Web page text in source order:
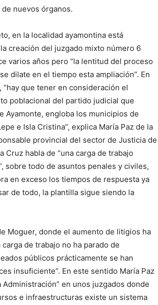
nuevos órganos.
en la localidad ayamontina está
creación del juzgado mixto número 6
varios años pero “la lentitud del proceso
dilate en el tiempo esta ampliación”. En
“hay que tener en consideración el
poblacional del partido judicial que
Ayamonte, engloba los municipios de
e Isla Cristina”, explica María Paz de la
provincial del sector de Justicia de
Cruz habla de “una carga de trabajo
sobre todo de asuntos penales y civiles,
en exceso los tiempos de respuesta ya
de todo, la plantilla sigue siendo la
Moguer, donde el aumento de litigios ha
de trabajo no ha parado de
públicos prácticamente se han
insuficiente”. En este sentido María Paz
en unos juzgados donde
e infraestructuras existe un sistema